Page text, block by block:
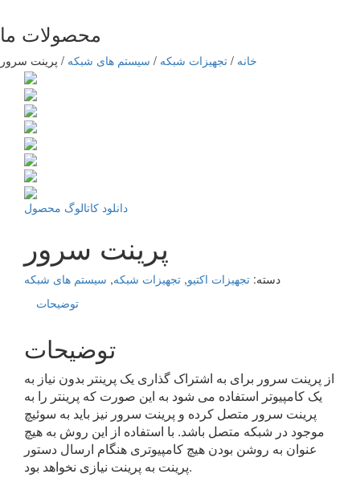
محصولات ما
خانه / تجهیزات شبکه / سیستم های شبکه / پرینت سرور
دانلود کاتالوگ محصول
پرینت سرور
دسته: تجهیزات اکتیو, تجهیزات شبکه, سیستم های شبکه
توضیحات
توضیحات
از پرینت سرور برای به اشتراک گذاری یک پرینتر بدون نیاز به
یک کامپیوتر استفاده می شود به این صورت که پرینتر را به
پرینت سرور متصل کرده و پرینت سرور نیز باید به سوئیچ
موجود در شبکه متصل باشد. با استفاده از این روش به هیچ
عنوان به روشن بودن هیچ کامپیوتری هنگام ارسال دستور
پرینت به پرینت نیازی نخواهد بود.